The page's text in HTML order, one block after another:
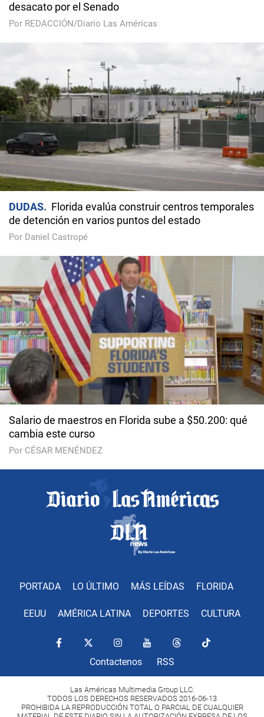
desacato por el Senado
Por REDACCIÓN/Diario Las Américas
DUDAS
Florida evalúa construir centros temporales
de detención en varios puntos del estado
Por Daniel Castropé
Salario de maestros en Florida sube a $50.200: qué
cambia este curso
Por CÉSAR MENÉNDEZ
PORTADA LO ÚLTIMO MÁS LEÍDAS FLORIDA
EEUU AMÉRICA LATINA DEPORTES CULTURA
Contactenos RSS
Las Américas Multimedia Group LLC.
TODOS LOS DERECHOS RESERVADOS 2016-06-13
PROHIBIDA LA REPRODUCCIÓN TOTAL O PARCIAL DE CUALQUIER